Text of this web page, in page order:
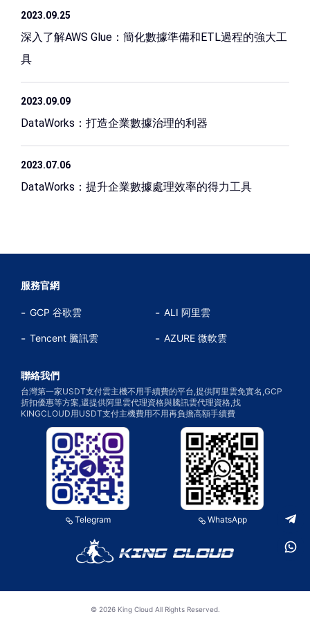
2023.09.25
深入了解AWS Glue：簡化數據準備和ETL過程的強大工
具
2023.09.09
DataWorks：打造企業數據治理的利器
2023.07.06
DataWorks：提升企業數據處理效率的得力工具
服務官網
GCP 谷歌雲 ALI 阿里雲
Tencent 騰訊雲 AZURE 微軟雲
聯絡我們
台灣第一家USDT支付雲主機不用手續費的平台,提供阿里雲免實名,GCP
折扣優惠等方案,還提供阿里雲代理資格與騰訊雲代理資格,找
KINGCLOUD用USDT支付主機費用不用再負擔高額手續費
Telegram WhatsApp
© 2026 King Cloud All Rights Reserved.